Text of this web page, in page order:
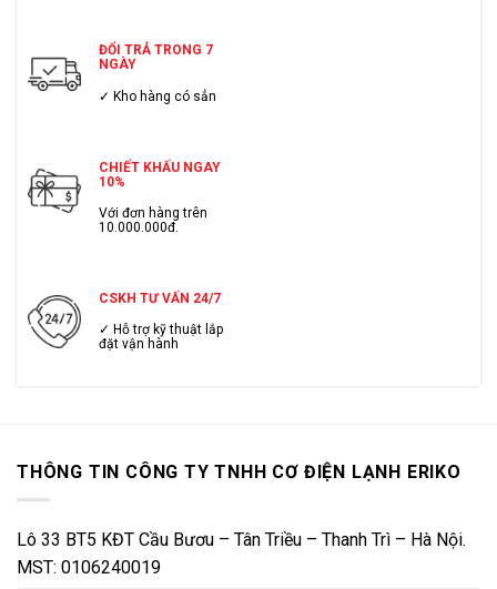
ĐỔI TRẢ TRONG 7
NGÀY
✓ Kho hàng có sẳn
CHIẾT KHẤU NGAY
10%
Với đơn hàng trên
10.000.000đ.
CSKH TƯ VẤN 24/7
✓ Hỗ trợ kỹ thuật lắp
đặt vận hành
THÔNG TIN CÔNG TY TNHH CƠ ĐIỆN LẠNH ERIKO
Lô 33 BT5 KĐT Cầu Bươu – Tân Triều – Thanh Trì – Hà Nội.
MST: 0106240019